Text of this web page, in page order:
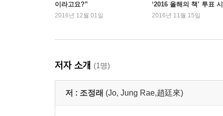
어떤 모국과 조국
베이징 나들이
정글만리 3
이라고요?”
2016년 12월 01일
‘2016 올해의 책’ 투표
2016년 11월 15일
저자 소개 (1명)
저 : 조정래 (Jo, Jung Rae,趙廷來)